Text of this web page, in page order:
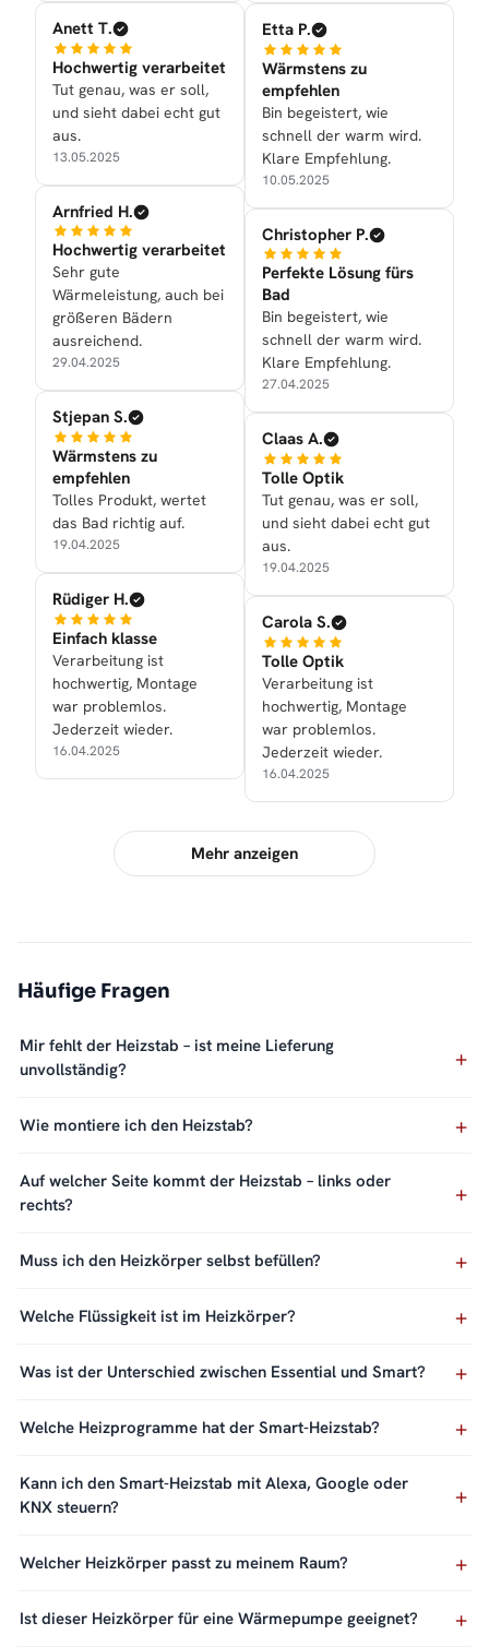
Anett T.
Hochwertig verarbeitet
Tut genau, was er soll,
und sieht dabei echt gut
aus.
13.05.2025
Arnfried H.
Hochwertig verarbeitet
Sehr gute
Wärmeleistung, auch bei
größeren Bädern
ausreichend.
29.04.2025
Stjepan S.
Wärmstens zu
empfehlen
Tolles Produkt, wertet
das Bad richtig auf.
19.04.2025
Rüdiger H.
Einfach klasse
Verarbeitung ist
hochwertig, Montage
war problemlos.
Jederzeit wieder.
16.04.2025
Etta P.
Wärmstens zu
empfehlen
Bin begeistert, wie
schnell der warm wird.
Klare Empfehlung.
10.05.2025
Christopher P.
Perfekte Lösung fürs
Bad
Bin begeistert, wie
schnell der warm wird.
Klare Empfehlung.
27.04.2025
Claas A.
Tolle Optik
Tut genau, was er soll,
und sieht dabei echt gut
aus.
19.04.2025
Carola S.
Tolle Optik
Verarbeitung ist
hochwertig, Montage
war problemlos.
Jederzeit wieder.
16.04.2025
Mehr anzeigen
Häufige Fragen
Mir fehlt der Heizstab – ist meine Lieferung
unvollständig?
Wie montiere ich den Heizstab?
Auf welcher Seite kommt der Heizstab – links oder
rechts?
Muss ich den Heizkörper selbst befüllen?
Welche Flüssigkeit ist im Heizkörper?
Was ist der Unterschied zwischen Essential und Smart?
Welche Heizprogramme hat der Smart-Heizstab?
Kann ich den Smart-Heizstab mit Alexa, Google oder
KNX steuern?
Welcher Heizkörper passt zu meinem Raum?
Ist dieser Heizkörper für eine Wärmepumpe geeignet?